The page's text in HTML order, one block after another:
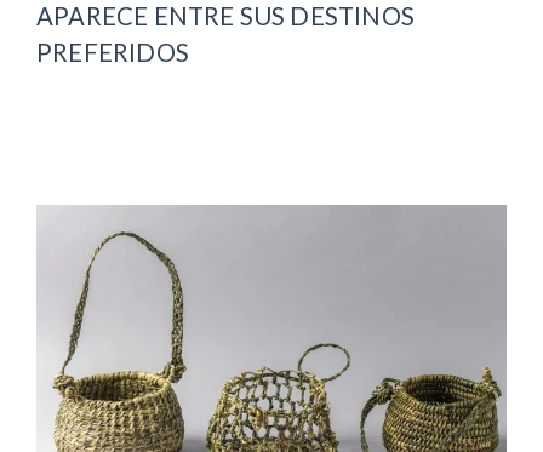
APARECE ENTRE SUS DESTINOS
PREFERIDOS